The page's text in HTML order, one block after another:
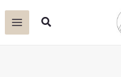
Inhalt
Suchen